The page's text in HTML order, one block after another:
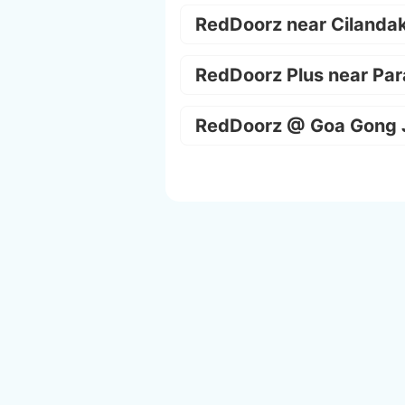
RedDoorz near
RedDoorz Plus near
RedDoorz @ Goa